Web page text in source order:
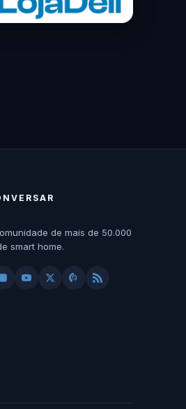
de mais de 50.000
smart home.